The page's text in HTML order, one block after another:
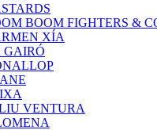
BOOM FIGHTERS &
XÍA
GAIRÓ
VENTURA